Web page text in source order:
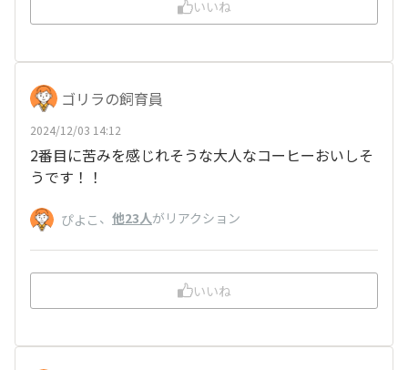
いいね
ゴリラの飼育員
2024/12/03 14:12
2番目に苦みを感じれそうな大人なコーヒーおいしそ
うです！！
ぴよこ 、 他23人がリアクション
いいね